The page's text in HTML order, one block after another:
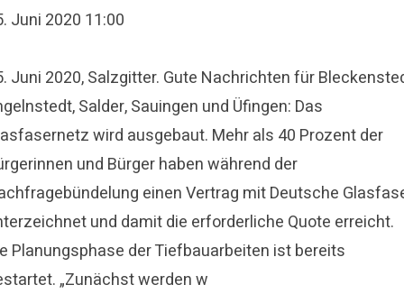
Juni 2020 11:00
Juni 2020, Salzgitter. Gute Nachrichten für
Salder, Sauingen und Üfingen: Das
wird ausgebaut. Mehr als 40 Prozent der
und Bürger haben während der
einen Vertrag mit Deutsche
und damit die erforderliche Quote erreicht.
Planungsphase der Tiefbauarbeiten ist bereits
„Zunächst werden w